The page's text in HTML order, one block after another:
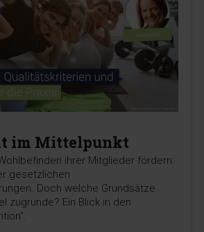
im Mittelpunkt
ihrer Mitglieder fördern:
gesetzlichen
Doch welche Grundsätze
zugrunde? Ein Blick in den